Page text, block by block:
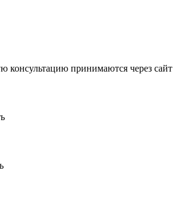
консультацию принимаются через сайт